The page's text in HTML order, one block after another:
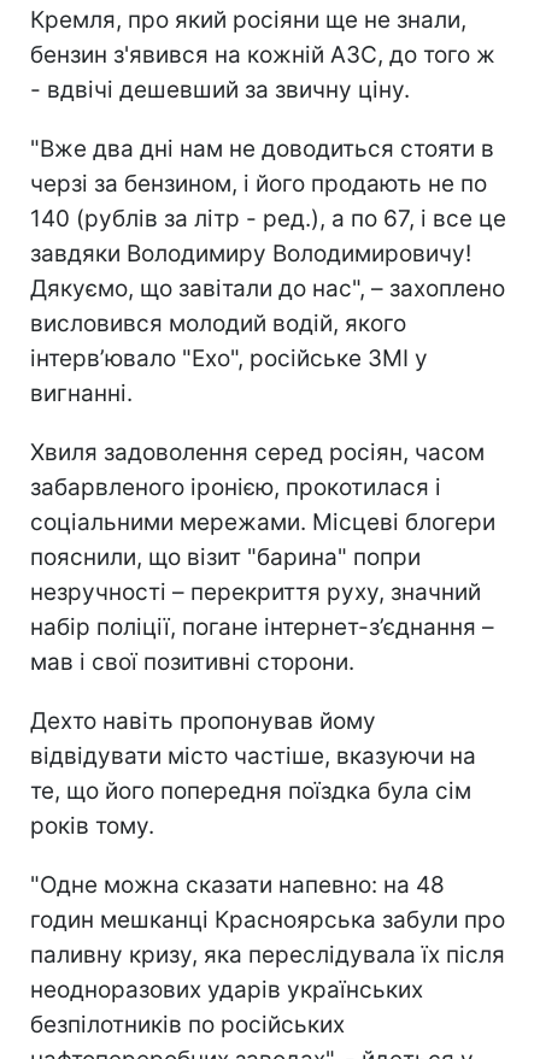
Кремля, про який росіяни ще не знали,
бензин з'явився на кожній АЗС, до того ж
- вдвічі дешевший за звичну ціну.
"Вже два дні нам не доводиться стояти в
черзі за бензином, і його продають не по
140 (рублів за літр - ред.), а по 67, і все це
завдяки Володимиру Володимировичу!
Дякуємо, що завітали до нас", – захоплено
висловився молодий водій, якого
інтерв’ювало "Ехо", російське ЗМІ у
вигнанні.
Хвиля задоволення серед росіян, часом
забарвленого іронією, прокотилася і
соціальними мережами. Місцеві блогери
пояснили, що візит "барина" попри
незручності – перекриття руху, значний
набір поліції, погане інтернет-з’єднання –
мав і свої позитивні сторони.
Дехто навіть пропонував йому
відвідувати місто частіше, вказуючи на
те, що його попередня поїздка була сім
років тому.
"Одне можна сказати напевно: на 48
годин мешканці Красноярська забули про
паливну кризу, яка переслідувала їх після
неодноразових ударів українських
безпілотників по російських